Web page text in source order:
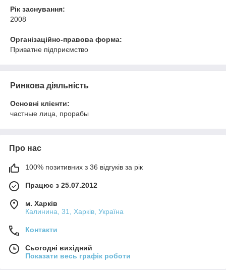
Рік заснування:
2008
Організаційно-правова форма:
Приватне підприємство
Ринкова діяльність
Основні клієнти:
частные лица, прорабы
Про нас
100% позитивних з 36 відгуків за рік
Працює з 25.07.2012
м. Харків
Калинина, 31, Харків, Україна
Контакти
Сьогодні вихідний
Показати весь графік роботи